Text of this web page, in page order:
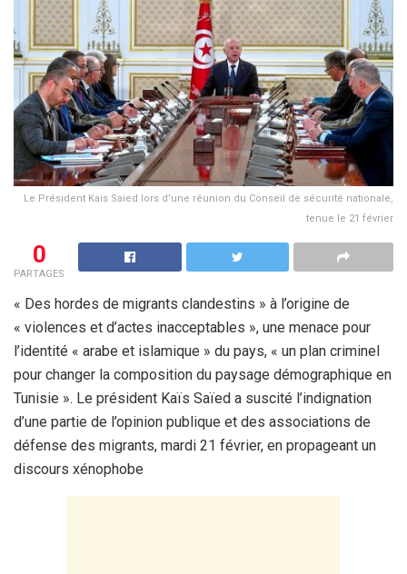
Le Président Kais Saied lors d’une réunion du Conseil de sécurité nationale,
tenue le 21 février
0
PARTAGES
« Des hordes de migrants clandestins » à l’origine de
« violences et d’actes inacceptables », une menace pour
l’identité « arabe et islamique » du pays, « un plan criminel
pour changer la composition du paysage démographique en
Tunisie ». Le président Kaïs Saïed a suscité l’indignation
d’une partie de l’opinion publique et des associations de
défense des migrants, mardi 21 février, en propageant un
discours xénophobe